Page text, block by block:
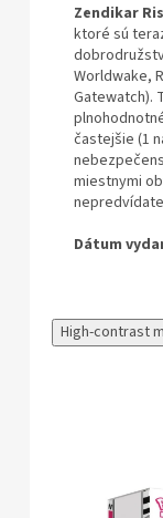
Zendikar
ktoré sú
Worldwake,
Gatewatch).
častejšie (1
miestnymi
Dátum
High-contrast